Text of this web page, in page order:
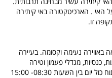
האי . הארכיטקטורה באי קיתירה
זו.
באווירה נעימה וקסומה. בעיירה
כנסיות, מגדלי פעמון וטירה
שנבנתה לפני ימי הביניים. בהגיעכם לחורה מומלץ לבקר במוזיאון המקומי אשר פתוח כול יום בין השעות 08:30- 15:00